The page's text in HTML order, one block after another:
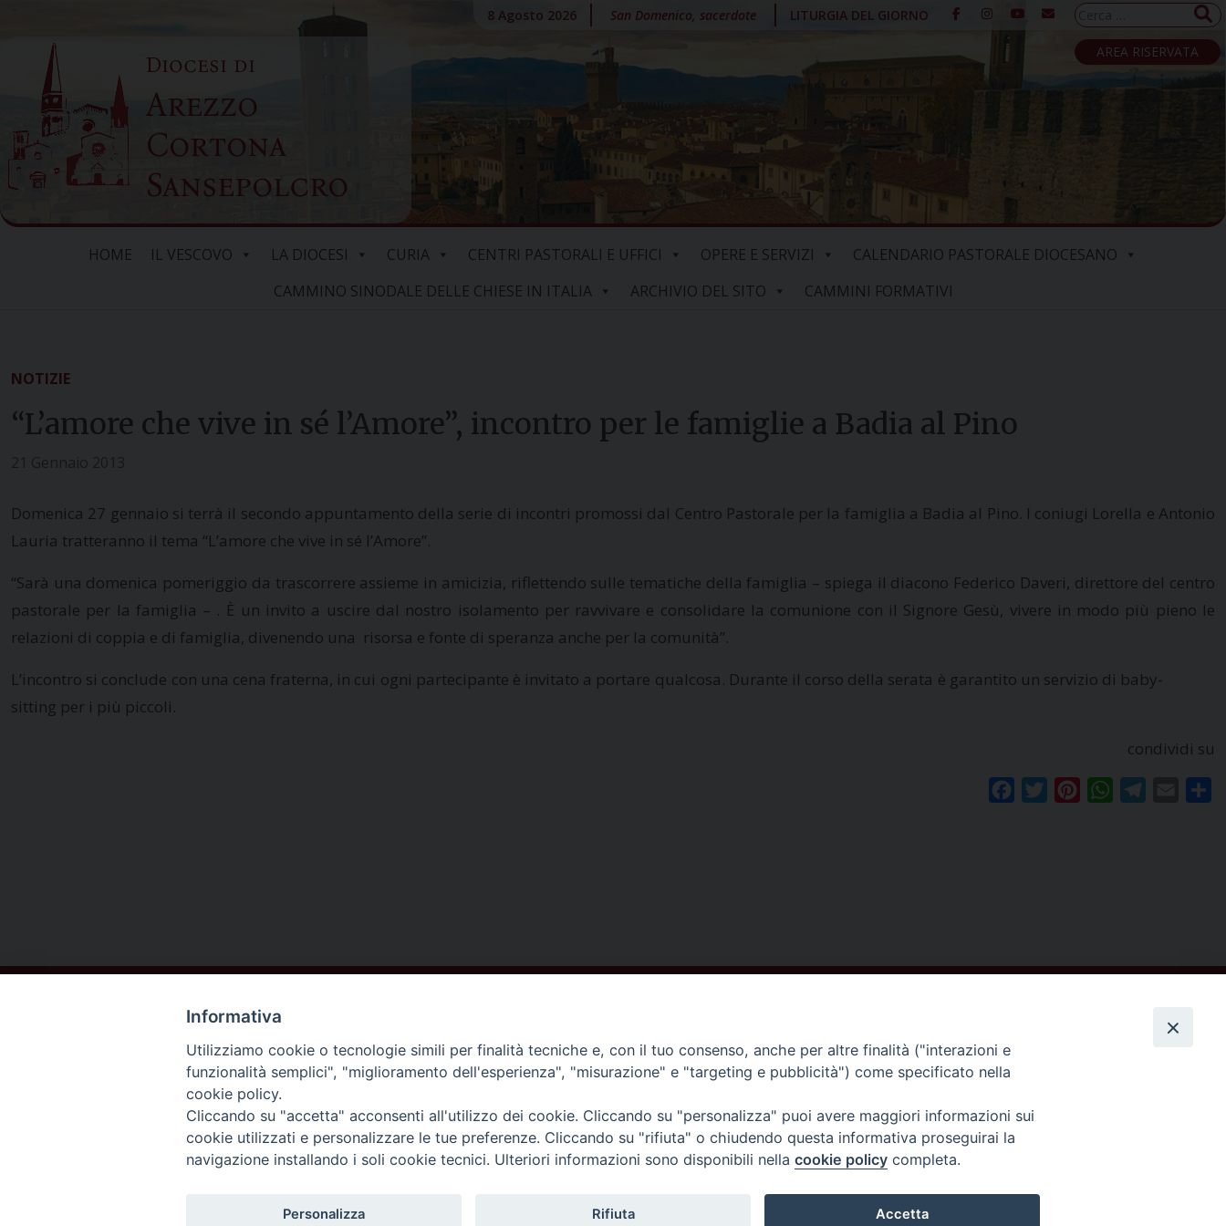
content
Diocesi di
Arezzo
Cortona
Sansepolcro
8 Agosto 2026 San Domenico, sacerdote LITURGIA DEL GIORNO
Ricerca
per:
AREA RISERVATA
HOME IL VESCOVO LA DIOCESI CURIA CENTRI PASTORALI E UFFICI OPERE E SERVIZI
CALENDARIO PASTORALE DIOCESANO
CAMMINO SINODALE DELLE CHIESE IN ITALIA
ARCHIVIO DEL SITO CAMMINI FORMATIVI
NOTIZIE
“L’amore che vive in sé l’Amore”, incontro per le famiglie a Badia al Pino
Domenica 27 gennaio si terrà il secondo appuntamento della serie di incontri promossi dal Centro Pastorale per la famiglia a Badia al Pino. I coniugi Lorella e Antonio
Lauria tratteranno il tema “L’amore che vive in sé l’Amore”.
“Sarà una domenica pomeriggio da trascorrere assieme in amicizia, riflettendo sulle tematiche della famiglia – spiega il diacono Federico Daveri, direttore del centro
pastorale per la famiglia – . È un invito a uscire dal nostro isolamento per ravvivare e consolidare la comunione con il Signore Gesù, vivere in modo più pieno le
relazioni di coppia e di famiglia, divenendo una risorsa e fonte di speranza anche per la comunità”.
L’incontro si conclude con una cena fraterna, in cui ogni partecipante è invitato a portare qualcosa. Durante il corso della serata è garantito un servizio di baby-
sitting per i più piccoli.
condividi su
FacebookTwitterPinterestWhatsAppTelegram
Email
DIOCESI DI
AREZZO
Contatti
Piazza del Duomo,1 - 52100 Arezzo
segreteria@diocesi.arezzo.it
Seguici su
Informativa
Utilizziamo cookie o tecnologie simili per finalità tecniche e, con il tuo consenso, anche per altre finalità ("interazioni e
funzionalità semplici", "miglioramento dell'esperienza", "misurazione" e "targeting e pubblicità") come specificato nella
cookie policy.
Cliccando su "accetta" acconsenti all'utilizzo dei cookie. Cliccando su "personalizza" puoi avere maggiori informazioni sui
cookie utilizzati e personalizzare le tue preferenze. Cliccando su "rifiuta" o chiudendo questa informativa proseguirai la
navigazione installando i soli cookie tecnici. Ulteriori informazioni sono disponibili nella cookie policy completa.
Personalizza Rifiuta Accetta